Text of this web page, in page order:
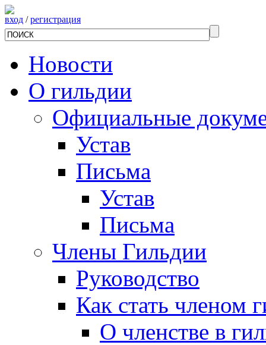
вход /регистрация
Новости
О гильдии
Официальные
Устав
Письма
Устав
Письма
Члены Гильдии
Руководство
Как стать членом
О членстве в